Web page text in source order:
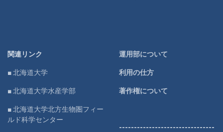
関連リンク
■ 北海道大学
■ 北海道大学水産学部
■ 北海道大学北方生物圏フィー
ルド科学センター
運用部について
利用の仕方
著作権について
--------------------------------